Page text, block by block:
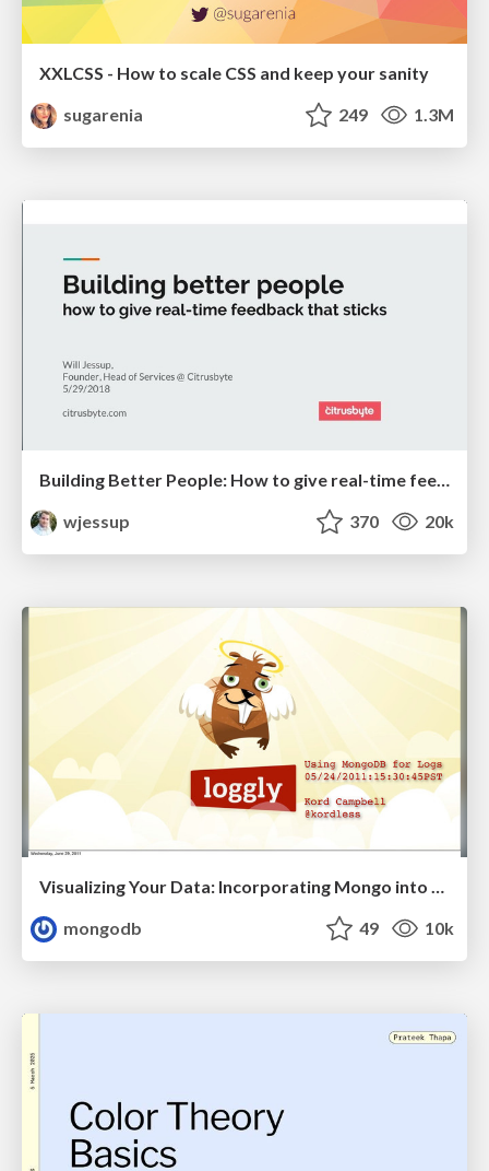
XXLCSS - How to scale CSS and keep your sanity
sugarenia
249 1.3M
Building Better People: How to give real-time feedback that sticks.
wjessup
370 20k
Visualizing Your Data: Incorporating Mongo into Loggly Infrastructure
mongodb
49 10k